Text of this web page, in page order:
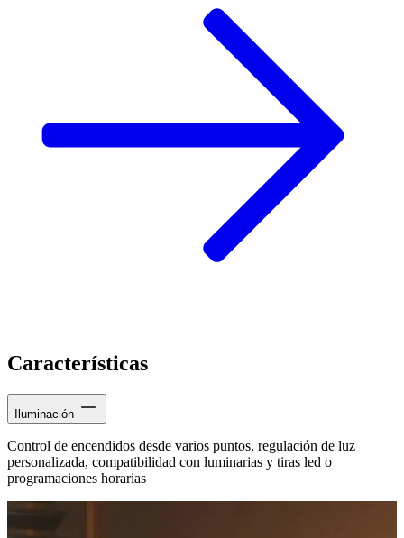
Características
Iluminación
Control de encendidos desde varios puntos, regulación de luz
personalizada, compatibilidad con luminarias y tiras led o
programaciones horarias